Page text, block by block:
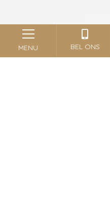
MENU BEL ONS